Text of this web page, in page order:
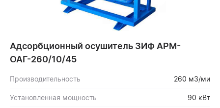
Адсорбционный осушитель ЗИФ АРМ-
ОАГ-260/10/45
Производительность 260 м3/ми
Установленная мощность 90 кВт